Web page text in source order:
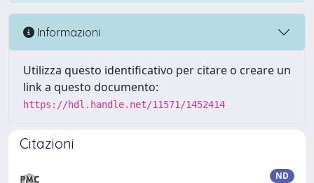
Informazioni
Utilizza questo identificativo per citare o creare un
link a questo documento:
https://hdl.handle.net/11571/1452414
Citazioni
ND